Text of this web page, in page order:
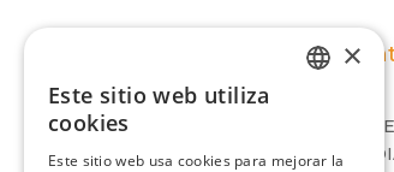
Maestría
ME GUSTO MUCHO LA
NO ENTENDIA ALGO
×
Este sitio web utiliza
cookies
Este sitio web usa cookies para mejorar la